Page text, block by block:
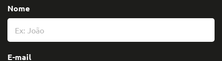
Nome
E-mail